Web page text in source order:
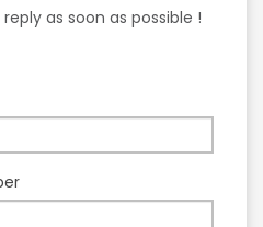
as soon as possible !